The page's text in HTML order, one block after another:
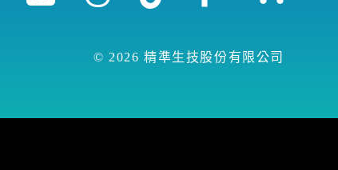
© 2026 精準生技股份有限公司